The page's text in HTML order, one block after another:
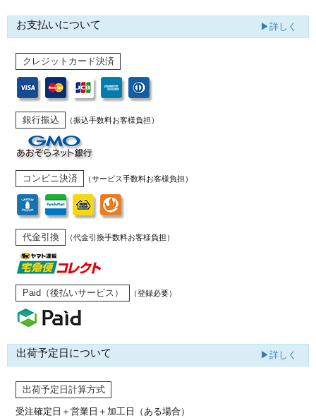
お支払いについて ▶詳しく
クレジットカード決済
銀行振込 （振込手数料お客様負担）
コンビニ決済 （サービス手数料お客様負担）
代金引換 （代金引換手数料お客様負担）
Paid（後払いサービス） （登録必要）
出荷予定日について ▶詳しく
出荷予定日計算方式
受注確定日＋営業日＋加工日（ある場合）